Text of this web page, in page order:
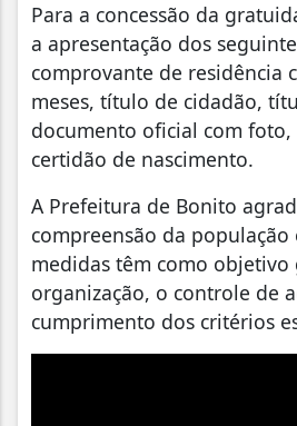
Para a concessão da
a apresentação dos
comprovante de residência
meses, título de cidadão,
documento oficial com foto,
certidão de nascimento.
A Prefeitura de Bonito
compreensão da população
medidas têm como objetivo
organização, o controle de
cumprimento dos critérios